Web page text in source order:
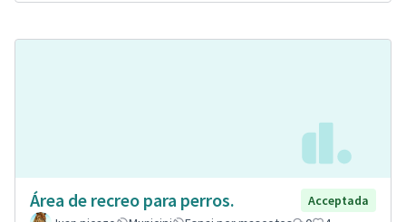
Área de recreo para perros.
Acceptada